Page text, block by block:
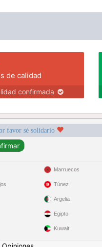
de calidad
confirmada
favor sé solidario
Marruecos
Túnez
Argelia
Egipto
Kuwait